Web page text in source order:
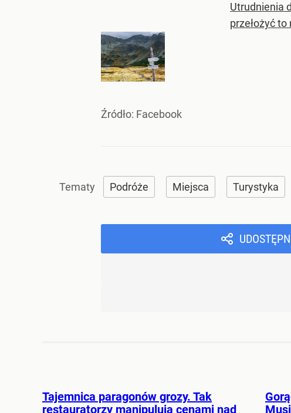
Utrudnienia
przełożyć
Źródło: Facebook
Podróże Miejsca Turystyka
Tajemnica paragonów grozy. Tak
restauratorzy manipulują cenami nad